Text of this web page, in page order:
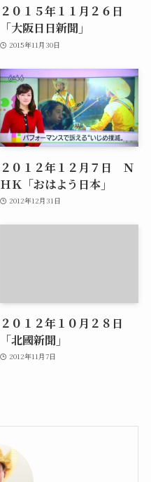
２０１５年１１月２６日
「大阪日日新聞」
2015年11月30日
２０１２年１２月７日 Ｎ
ＨＫ「おはよう日本」
2012年12月31日
２０１２年１０月２８日
「北國新聞」
2012年11月7日